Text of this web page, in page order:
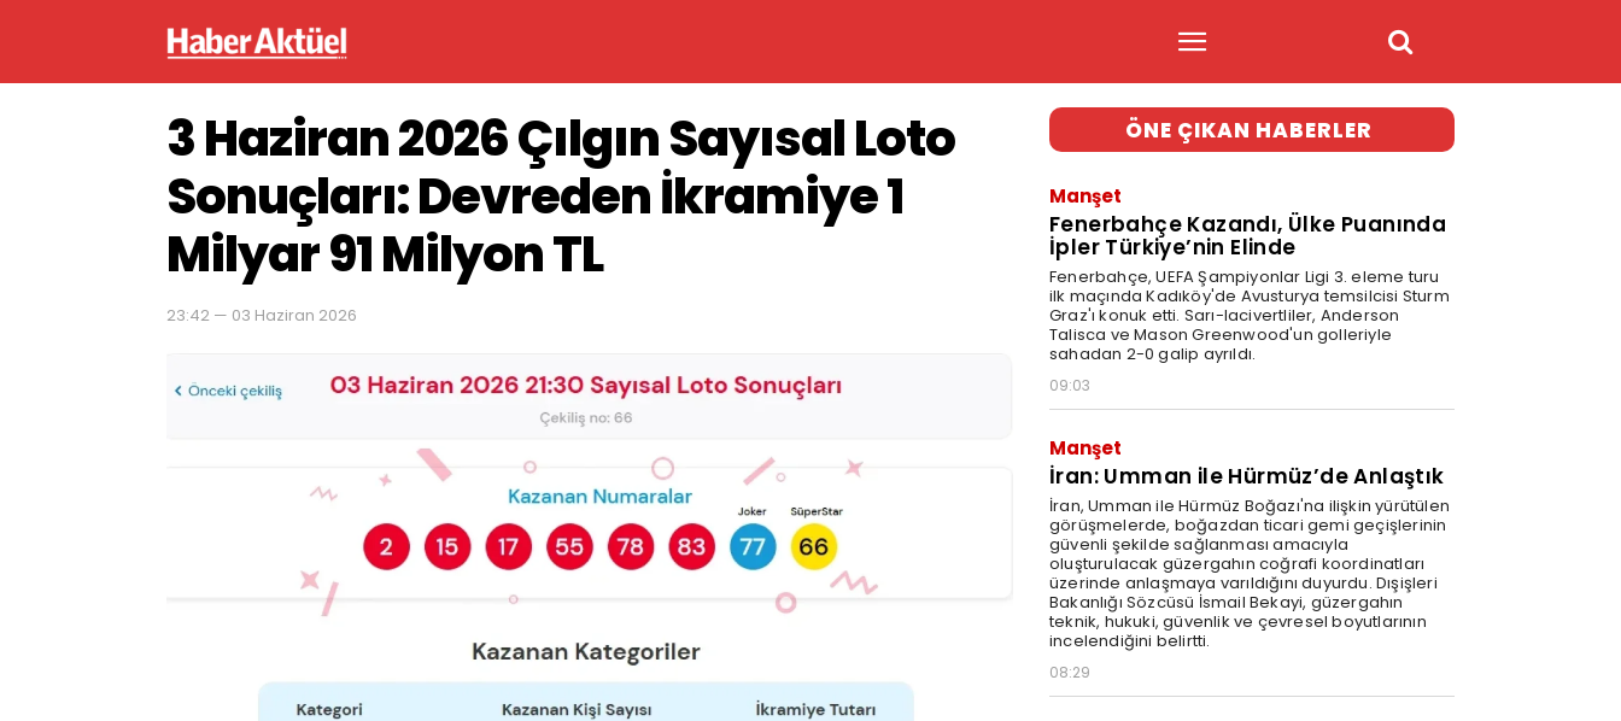
3 Haziran 2026 Çılgın Sayısal Loto
Sonuçları: Devreden İkramiye 1
Milyar 91 Milyon TL
23:42 — 03 Haziran 2026
ÖNE ÇIKAN HABERLER
Manşet
Fenerbahçe Kazandı, Ülke Puanında
İpler Türkiye’nin Elinde
Fenerbahçe, UEFA Şampiyonlar Ligi 3. eleme turu
ilk maçında Kadıköy'de Avusturya temsilcisi Sturm
Graz'ı konuk etti. Sarı-lacivertliler, Anderson
Talisca ve Mason Greenwood'un golleriyle
sahadan 2-0 galip ayrıldı.
09:03
Manşet
İran: Umman ile Hürmüz’de Anlaştık
İran, Umman ile Hürmüz Boğazı'na ilişkin yürütülen
görüşmelerde, boğazdan ticari gemi geçişlerinin
güvenli şekilde sağlanması amacıyla
oluşturulacak güzergahın coğrafi koordinatları
üzerinde anlaşmaya varıldığını duyurdu. Dışişleri
Bakanlığı Sözcüsü İsmail Bekayi, güzergahın
teknik, hukuki, güvenlik ve çevresel boyutlarının
incelendiğini belirtti.
08:29